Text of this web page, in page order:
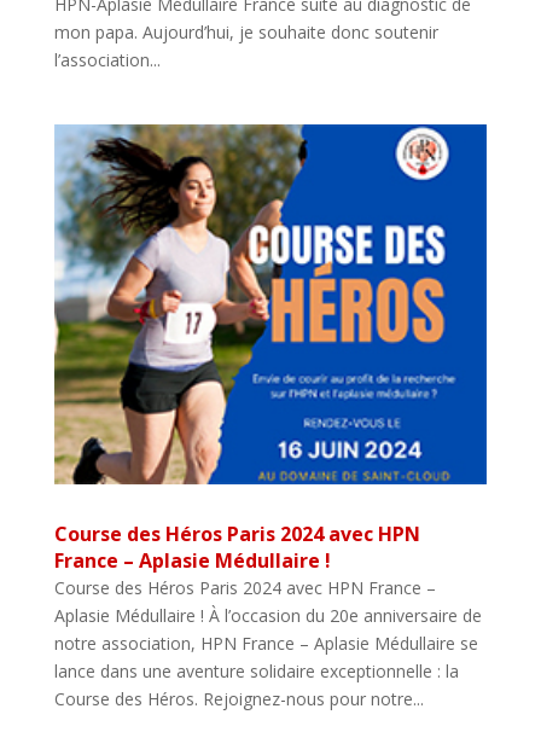
mon papa. Aujourd’hui, je souhaite donc soutenir
l’association...
Course des Héros Paris 2024 avec HPN
France – Aplasie Médullaire !
Course des Héros Paris 2024 avec HPN France –
Aplasie Médullaire ! À l’occasion du 20e anniversaire de
notre association, HPN France – Aplasie Médullaire se
lance dans une aventure solidaire exceptionnelle : la
Course des Héros. Rejoignez-nous pour notre...